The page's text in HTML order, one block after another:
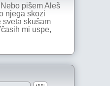
pišem Aleš
njega skozi
sveta skušam
mi uspe,